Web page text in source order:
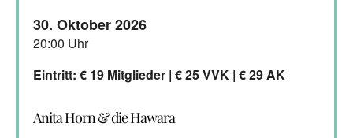
30. Oktober 2026
20:00 Uhr
Eintritt: € 19 Mitglieder | € 25 VVK | € 29 AK
Anita Horn & die Hawara